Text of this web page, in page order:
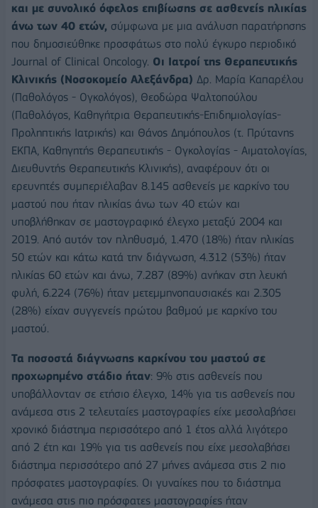
και με συνολικό όφελος επιβίωσης σε ασθενείς ηλικίας
άνω των 40 ετών, σύμφωνα με μια ανάλυση παρατήρησης
που δημοσιεύθηκε προσφάτως στο πολύ έγκυρο περιοδικό
Journal of Clinical Oncology. Οι Ιατροί της Θεραπευτικής
Κλινικής (Νοσοκομείο Αλεξάνδρα) Δρ. Μαρία Καπαρέλου
(Παθολόγος - Ογκολόγος), Θεοδώρα Ψαλτοπούλου
(Παθολόγος, Καθηγήτρια Θεραπευτικής-Επιδημιολογίας-
Προληπτικής Ιατρικής) και Θάνος Δημόπουλος (τ. Πρύτανης
ΕΚΠΑ, Καθηγητής Θεραπευτικής - Ογκολογίας - Αιματολογίας,
Διευθυντής Θεραπευτικής Κλινικής), αναφέρουν ότι οι
ερευνητές συμπεριέλαβαν 8.145 ασθενείς με καρκίνο του
μαστού που ήταν ηλικίας άνω των 40 ετών και
υποβλήθηκαν σε μαστογραφικό έλεγχο μεταξύ 2004 και
2019. Από αυτόν τον πληθυσμό, 1.470 (18%) ήταν ηλικίας
50 ετών και κάτω κατά την διάγνωση, 4.312 (53%) ήταν
ηλικίας 60 ετών και άνω, 7.287 (89%) ανήκαν στη λευκή
φυλή, 6.224 (76%) ήταν μετεμμηνοπαυσιακές και 2.305
(28%) είχαν συγγενείς πρώτου βαθμού με καρκίνο του
μαστού.
Τα ποσοστά διάγνωσης καρκίνου του μαστού σε
προχωρημένο στάδιο ήταν: 9% στις ασθενείς που
υποβάλλονταν σε ετήσιο έλεγχο, 14% για τις ασθενείς που
ανάμεσα στις 2 τελευταίες μαστογραφίες είχε μεσολαβήσει
χρονικό διάστημα περισσότερο από 1 έτος αλλά λιγότερο
από 2 έτη και 19% για τις ασθενείς που είχε μεσολαβήσει
διάστημα περισσότερο από 27 μήνες ανάμεσα στις 2 πιο
πρόσφατες μαστογραφίες. Οι γυναίκες που το διάστημα
ανάμεσα στις πιο πρόσφατες μαστογραφίες ήταν